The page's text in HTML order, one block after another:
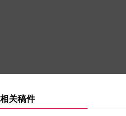
相关稿件